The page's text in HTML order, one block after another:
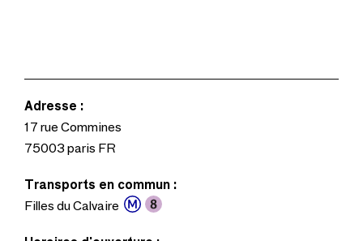
Adresse :
17 rue Commines
75003 paris FR
Transports en commun :
Filles du Calvaire